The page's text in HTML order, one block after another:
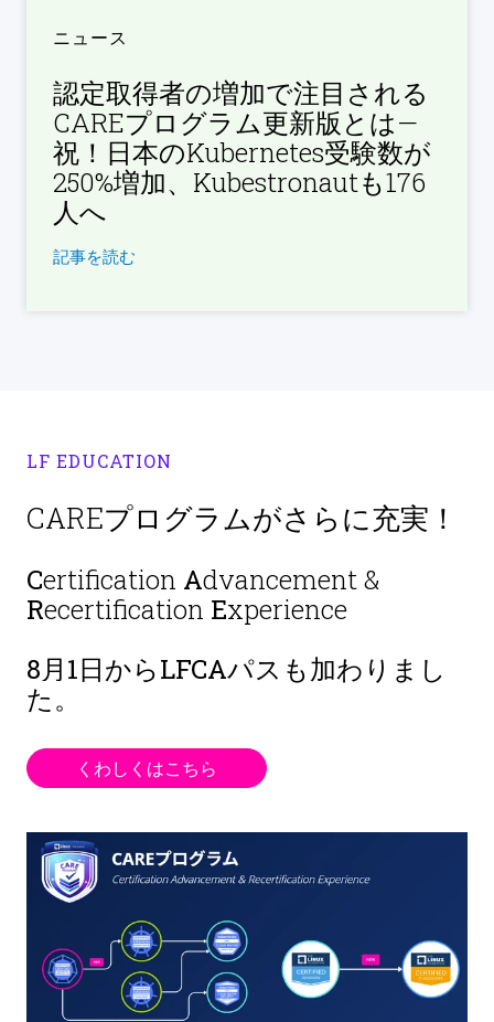
ニュース
認定取得者の増加で注目される
CAREプログラム更新版とは—
祝！日本のKubernetes受験数が
250%増加、Kubestronautも176
人へ
記事を読む
LF EDUCATION
CAREプログラムがさらに充実！
Certification Advancement &
Recertification Experience
8月1日からLFCAパスも加わりまし
た。
くわしくはこちら